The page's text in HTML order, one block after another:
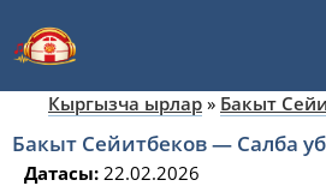
Кыргызча ырлар » Бакыт
Бакыт Сейитбеков — Салба
Датасы: 22.02.2026